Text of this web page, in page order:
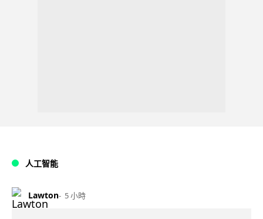
人工智能
Lawton 5 小時